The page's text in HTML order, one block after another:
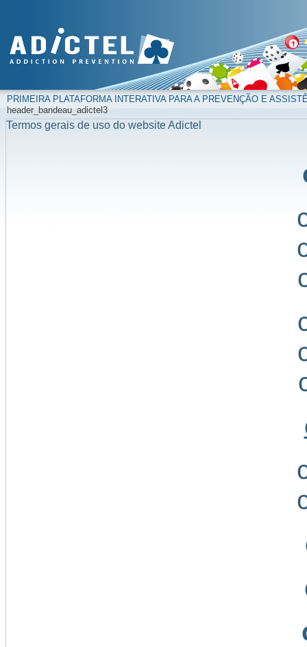
PRIMEIRA PLATAFORMA INTERATIVA PARA A PREVENÇÃO E
header_bandeau_adictel3
Termos gerais de uso do website Adictel